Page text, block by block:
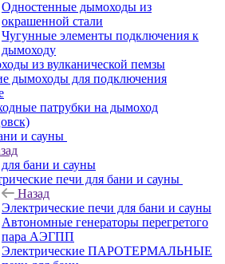
Одностенные дымоходы из
окрашенной стали
Чугунные элементы подключения к
дымоходу
из вулканической пемзы
дымоходы для подключения
патрубки на дымоход
и сауны
бани и сауны
печи для бани и сауны
Назад
Электрические печи для бани и сауны
Автономные генераторы перегретого
пара АЭГПП
Электрические ПАРОТЕРМАЛЬНЫЕ